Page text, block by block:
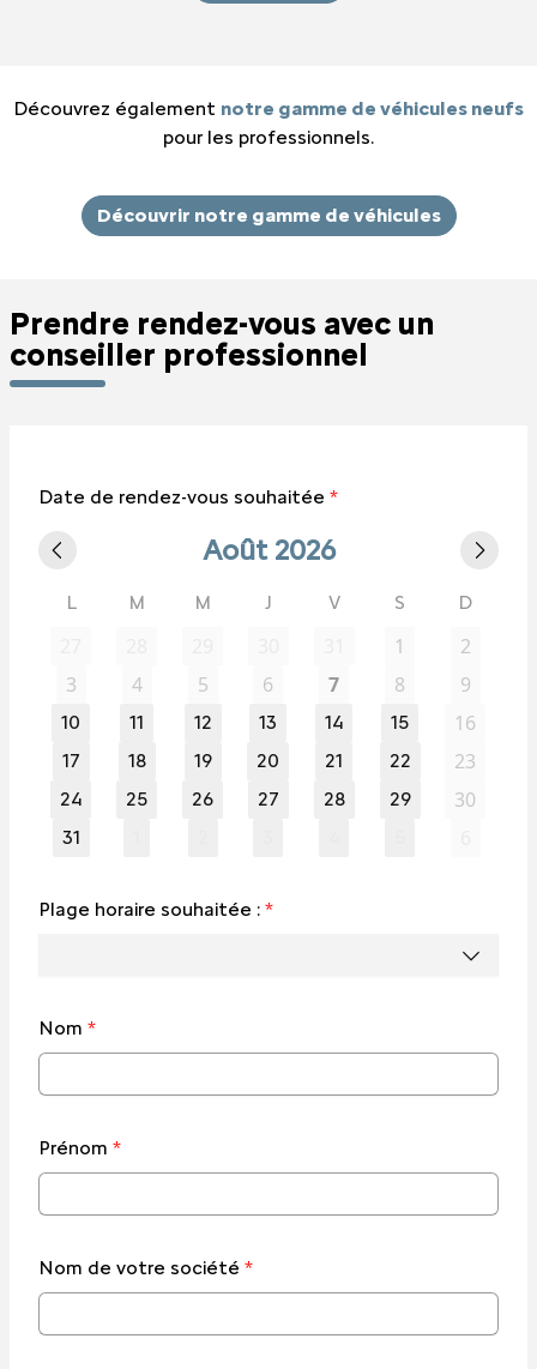
Découvrez également notre gamme de véhicules neufs
pour les professionnels.
Découvrir notre gamme de véhicules
Prendre rendez-vous avec un
conseiller professionnel
Date de rendez-vous souhaitée *
Août 2026
L M M J V S D
1
2
3
4 5 6 7 8 9
10 11 12 13 14 15 16
17 18 19 20 21 22 23
24 25 26 27 28 29 30
31
Plage horaire souhaitée : *
Nom *
Prénom *
Nom de votre société *